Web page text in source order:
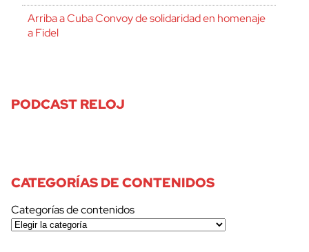
Arriba a Cuba Convoy de solidaridad en homenaje
a Fidel
PODCAST RELOJ
CATEGORÍAS DE CONTENIDOS
Categorías de contenidos